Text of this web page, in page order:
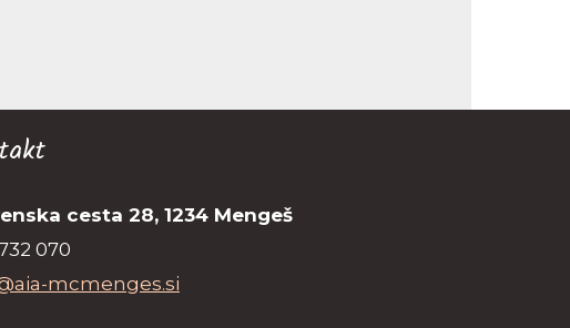
cesta 28, 1234 Mengeš
070
mcmenges.si